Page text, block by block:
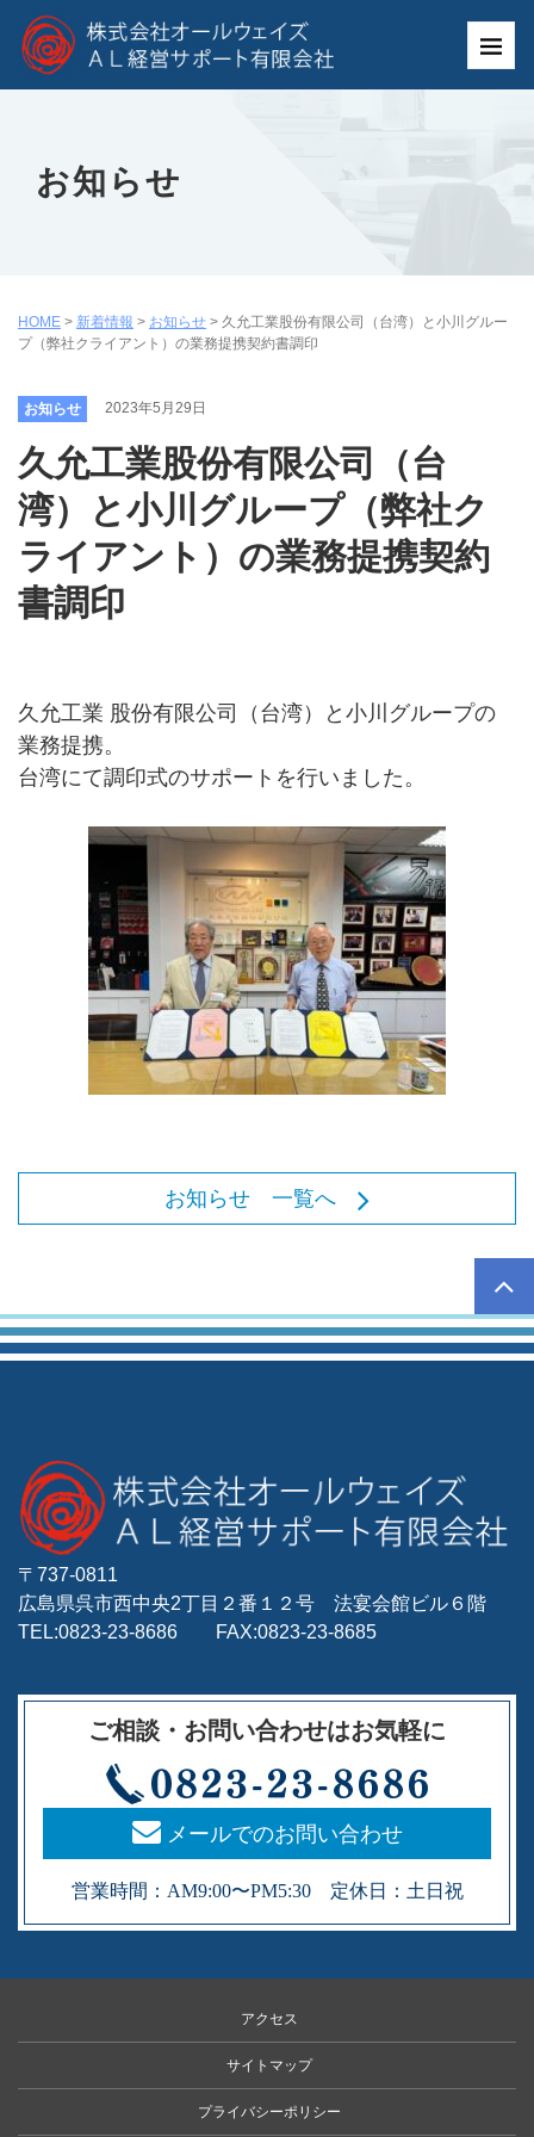
お知らせ
HOME > 新着情報 > お知らせ > 久允工業股份有限公司（台湾）と小川グルー
プ（弊社クライアント）の業務提携契約書調印
お知らせ 2023年5月29日
久允工業股份有限公司（台
湾）と小川グループ（弊社ク
ライアント）の業務提携契約
書調印
久允工業 股份有限公司（台湾）と小川グループの
業務提携。
台湾にて調印式のサポートを行いました。
お知らせ 一覧へ
〒737-0811
広島県呉市西中央2丁目２番１２号 法宴会館ビル６階
TEL:0823-23-8686 FAX:0823-23-8685
ご相談・お問い合わせはお気軽に
メールでのお問い合わせ
営業時間：AM9:00〜PM5:30 定休日：土日祝
アクセス
サイトマップ
プライバシーポリシー